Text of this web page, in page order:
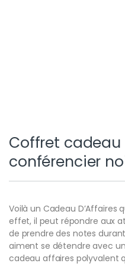
Coffret
conférencier
Voilà un Cadeau D’Affaires
effet, il peut répondre aux
de prendre des notes
aiment se détendre avec
cadeau affaires polyvalent